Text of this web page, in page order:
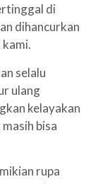
di
dihancurkan
selalu
ulang
kelayakan
bisa
rupa